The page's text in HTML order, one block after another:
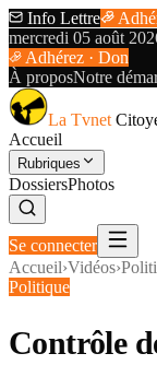
Info Lettre
mercredi 05 août
Adhérez · Don
À proposNotre
La Tvnet
Accueil
Rubriques
DossiersPhotos
Se connecter
Accueil›Vidéos›
Politique
Contrôle